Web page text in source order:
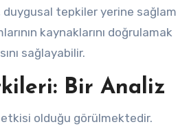
duygusal tepkiler yerine sağlam
kaynaklarını doğrulamak
sağlayabilir.
Bir Analiz
olduğu görülmektedir.